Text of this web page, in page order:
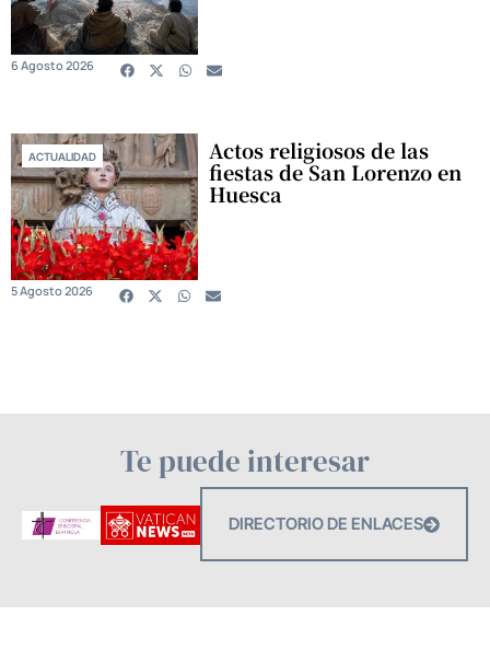
6 Agosto 2026
ACTUALIDAD Actos religiosos de las
fiestas de San Lorenzo en
Huesca
5 Agosto 2026
Te puede interesar
DIRECTORIO DE ENLACES